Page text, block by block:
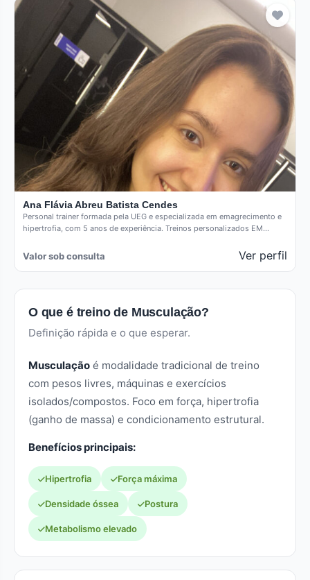
Ana Flávia Abreu Batista Cendes
Personal trainer formada pela UEG e especializada em emagrecimento e
hipertrofia, com 5 anos de experiência. Treinos personalizados EM
Valor sob consulta Ver perfil
O que é treino de Musculação?
Definição rápida e o que esperar.
Musculação é modalidade tradicional de treino
com pesos livres, máquinas e exercícios
isolados/compostos. Foco em força, hipertrofia
(ganho de massa) e condicionamento estrutural.
Benefícios principais:
Hipertrofia Força máxima
Densidade óssea Postura
Metabolismo elevado